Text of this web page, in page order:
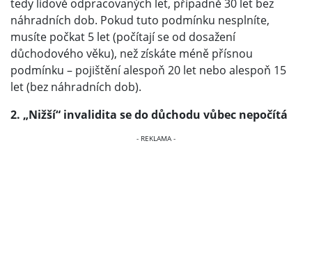
tedy lidově odpracovaných let, případně 30 let bez
náhradních dob. Pokud tuto podmínku nesplníte,
musíte počkat 5 let (počítají se od dosažení
důchodového věku), než získáte méně přísnou
podmínku – pojištění alespoň 20 let nebo alespoň 15
let (bez náhradních dob).
2. „Nižší“ invalidita se do důchodu vůbec nepočítá